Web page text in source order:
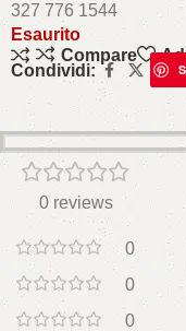
327 776 1544
Esaurito
Compare
Condividi:
0 reviews
0
0
0